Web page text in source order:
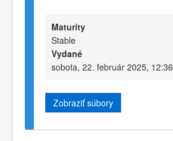
Maturity
Stable
Vydané
sobota, 22. február 2025, 12:36
Zobraziť súbory